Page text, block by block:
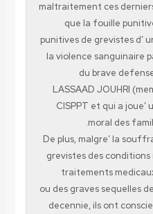
maltraitement ces
que la fouille
punitives de grevistes d’
la violence sanguinaire
du brave
LASSAAD JOUHRI
CISPPT et qui a
moral des
De plus, malgre’ la
grevistes des conditions
traitements
ou des graves sequelles
decennie, ils ont